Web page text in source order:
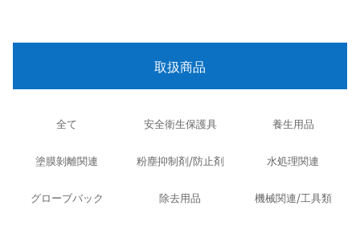
取扱商品
全て 安全衛生保護具 養生用品
塗膜剝離関連 粉塵抑制剤/防止剤 水処理関連
グローブバック 除去用品 機械関連/工具類